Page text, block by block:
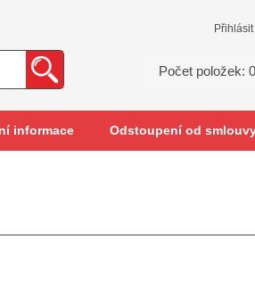
Přihlásit
Počet položek: 0
informace Odstoupení od